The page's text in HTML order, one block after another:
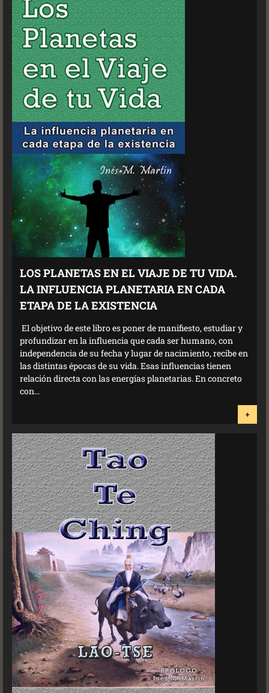
LOS PLANETAS EN EL VIAJE DE TU VIDA.
LA INFLUENCIA PLANETARIA EN CADA
ETAPA DE LA EXISTENCIA
El objetivo de este libro es poner de manifiesto, estudiar y
profundizar en la influencia que cada ser humano, con
independencia de su fecha y lugar de nacimiento, recibe en
las distintas épocas de su vida. Esas influencias tienen
relación directa con las energías planetarias. En concreto
con...
+